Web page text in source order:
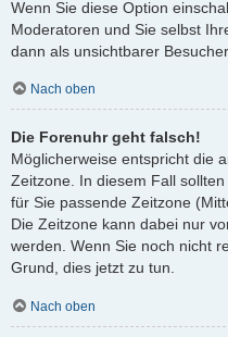
Wenn Sie diese Option
Moderatoren und Sie selbst
dann als unsichtbarer
Nach oben
Die Forenuhr geht falsch!
Möglicherweise entspricht die
Zeitzone. In diesem Fall
für Sie passende Zeitzone
Die Zeitzone kann dabei nur
werden. Wenn Sie noch nicht
Grund, dies jetzt zu tun.
Nach oben